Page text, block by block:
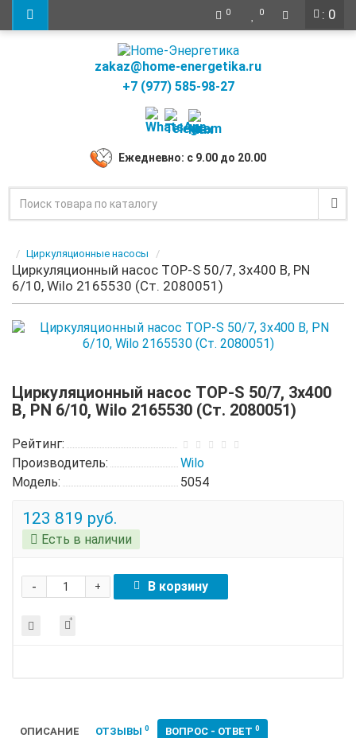
: 0
0 0
zakaz@home-energetika.ru
+7 (977) 585-98-27
Ежедневно: с 9.00 до 20.00
Циркуляционные насосы
Циркуляционный насос TOP-S 50/7, 3x400 B, PN
6/10, Wilo 2165530 (Ст. 2080051)
Циркуляционный насос TOP-S 50/7, 3x400
B, PN 6/10, Wilo 2165530 (Ст. 2080051)
Рейтинг:
Производитель:
Wilo
Модель:
5054
123 819 руб.
Есть в наличии
+
- В корзину
ОПИСАНИЕ ОТЗЫВЫ 0 ВОПРОС - ОТВЕТ 0